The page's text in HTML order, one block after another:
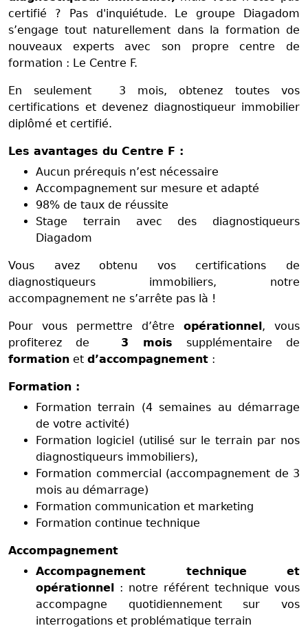
certifié ? Pas d'inquiétude. Le groupe Diagadom
s’engage tout naturellement dans la formation de
nouveaux experts avec son propre centre de
formation : Le Centre F.
En seulement 3 mois, obtenez toutes vos
certifications et devenez diagnostiqueur immobilier
diplômé et certifié.
Les avantages du Centre F :
Aucun prérequis n’est nécessaire
Accompagnement sur mesure et adapté
98% de taux de réussite
Stage terrain avec des diagnostiqueurs
Diagadom
Vous avez obtenu vos certifications de
diagnostiqueurs immobiliers, notre
accompagnement ne s’arrête pas là !
Pour vous permettre d’être opérationnel, vous
profiterez de
3 mois supplémentaire de
formation et d’accompagnement :
Formation :
Formation terrain (4 semaines au démarrage
de votre activité)
Formation logiciel (utilisé sur le terrain par nos
diagnostiqueurs immobiliers),
Formation commercial (accompagnement de 3
mois au démarrage)
Formation communication et marketing
Formation continue technique
Accompagnement
Accompagnement technique et
opérationnel : notre référent technique vous
accompagne quotidiennement sur vos
interrogations et problématique terrain